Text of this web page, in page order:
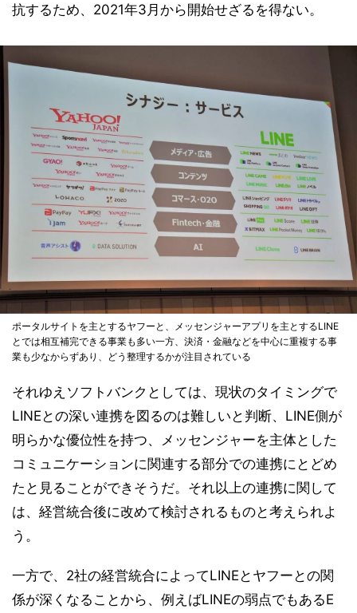
抗するため、2021年3月から開始せざるを得ない。
ポータルサイトを主とするヤフーと、メッセンジャーアプリを主とするLINE
とでは相互補完できる事業も多い一方、決済・金融などを中心に重複する事
業も少なからずあり、どう整理するかが注目されている
それゆえソフトバンクとしては、現状のタイミングで
LINEとの深い連携を図るのは難しいと判断、LINE側が
明らかな優位性を持つ、メッセンジャーを主体とした
コミュニケーションに関連する部分での連携にとどめ
たと見ることができそうだ。それ以上の連携に関して
は、経営統合後に改めて検討されるものと考えられよ
う。
一方で、2社の経営統合によってLINEとヤフーとの関
係が深くなることから、例えばLINEの弱点でもあるE